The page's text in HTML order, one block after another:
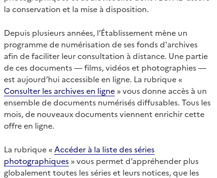
la conservation et la mise à disposition.
Depuis plusieurs années, l’Établissement mène un
programme de numérisation de ses fonds d'archives
afin de faciliter leur consultation à distance. Une partie
de ces documents — films, vidéos et photographies —
est aujourd’hui accessible en ligne. La rubrique «
Consulter les archives en ligne » vous donne accès à un
ensemble de documents numérisés diffusables. Tous les
mois, de nouveaux documents viennent enrichir cette
offre en ligne.
La rubrique « Accéder à la liste des séries
photographiques » vous permet d’appréhender plus
globalement toutes les séries et leurs notices, que les